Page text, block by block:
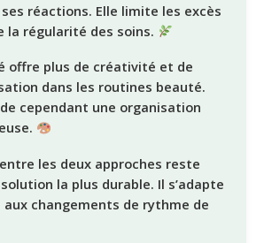
réactions. Elle limite les excès
la régularité des soins.
offre plus de créativité et de
dans les routines beauté.
cependant une organisation
les deux approches reste
la plus durable. Il s’adapte
changements de rythme de